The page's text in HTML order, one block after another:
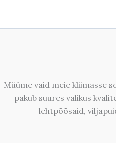
Müüme vaid meie kliimasse
pakub suures valikus
lehtpõõsaid,